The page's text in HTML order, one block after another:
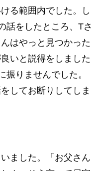
る範囲内でした。し
話をしたところ、Tさ
はやっと見つかった
いと説得をしました
振りませんでした。
してお断りしてしま
ました。「お父さん